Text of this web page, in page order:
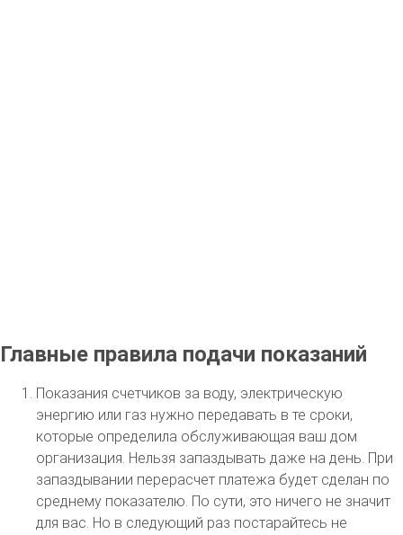
Главные правила подачи показаний
Показания счетчиков за воду, электрическую
энергию или газ нужно передавать в те сроки,
которые определила обслуживающая ваш дом
организация. Нельзя запаздывать даже на день. При
запаздывании перерасчет платежа будет сделан по
среднему показателю. По сути, это ничего не значит
для вас. Но в следующий раз постарайтесь не